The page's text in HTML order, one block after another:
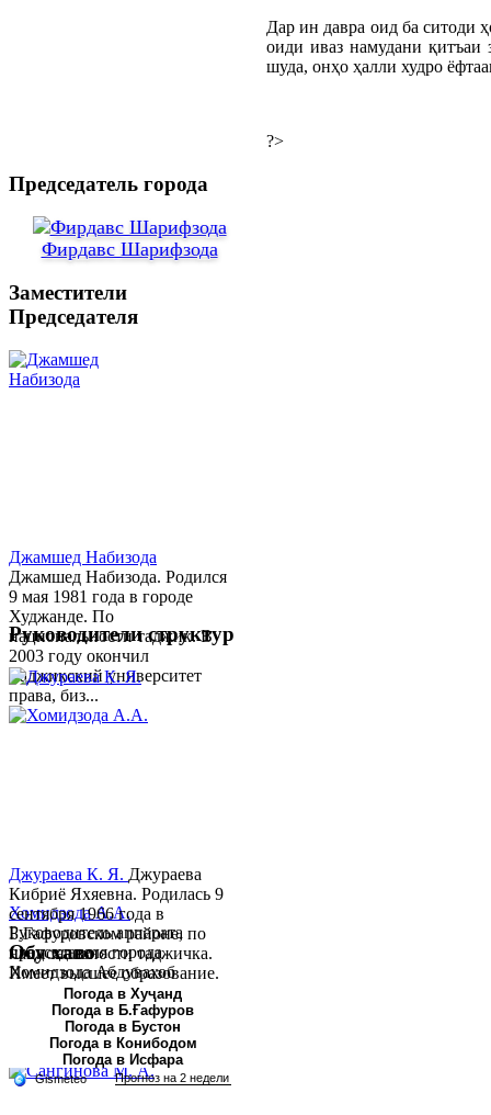
Дар ин давра оид ба ситоди
оиди иваз намудани қитъаи
шуда, онҳо ҳалли худро
?>
Председатель города
Фирдавс Шарифзода
Заместители
Председателя
Джамшед Набизода
Джамшед Набизода. Родился
9 мая 1981 года в городе
Худжанде. По
национальности таджик. В
2003 году окончил
Таджикский университет
права, биз...
Хомидзода А.А.
Руководитель аппарата
председателя города
Хомидзода Абдувахоб
Абдумаджид родился 8
июня 1978 года в городе
Худжанде. По
национальности...
Руководители структур
Джураева К. Я. Джураева
Кибриё Яхяевна. Родилась 9
сентября 1966 года в
Б.Гафуровском районе, по
национальности таджичка.
Имеет высшее образование.
В 1997 ...
Обу хаво
Погода в Хуҷанд
Погода в Б.Ғафуров
Погода в Бустон
Погода в Конибодом
Погода в Исфара